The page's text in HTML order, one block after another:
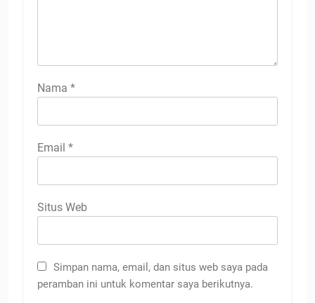
Nama *
Email *
Situs Web
Simpan nama, email, dan situs web saya pada
peramban ini untuk komentar saya berikutnya.